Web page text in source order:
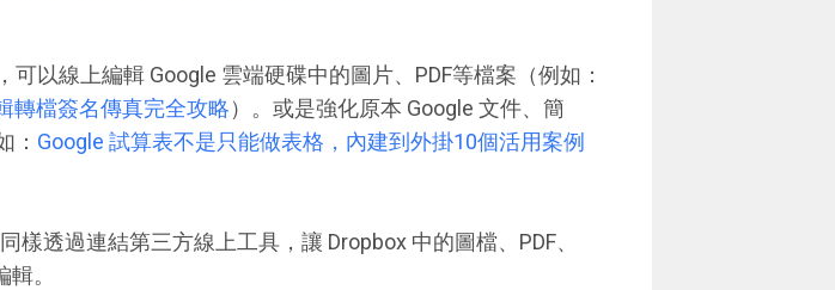
以線上編輯 Google 雲端硬碟中的圖片、PDF等檔案（例如：
轉檔簽名傳真完全攻略）。或是強化原本 Google 文件、簡
： Google 試算表不是只能做表格，內建到外掛10個活用案例
樣透過連結第三方線上工具，讓 Dropbox 中的圖檔、PDF、
。